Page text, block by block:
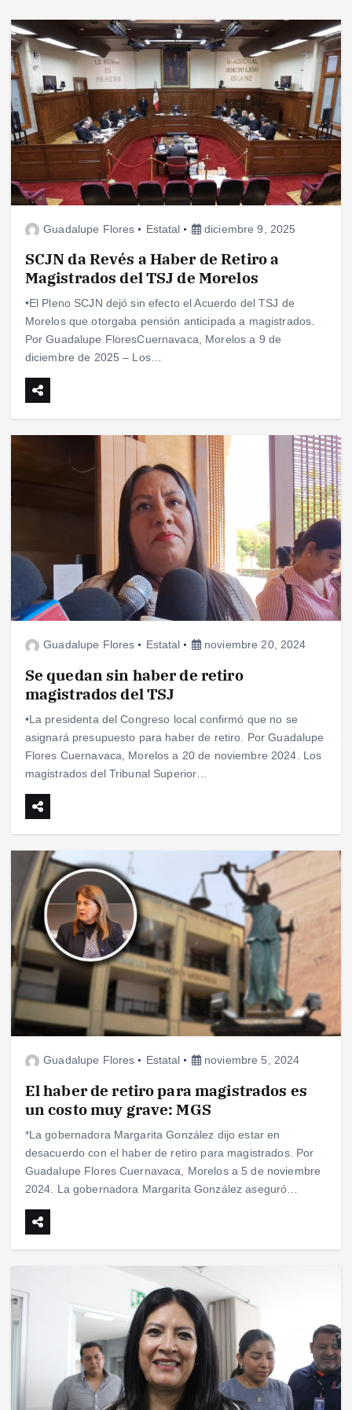
Guadalupe Flores Estatal diciembre 9, 2025
SCJN da Revés a Haber de Retiro a
Magistrados del TSJ de Morelos
•El Pleno SCJN dejó sin efecto el Acuerdo del TSJ de
Morelos que otorgaba pensión anticipada a magistrados.
Por Guadalupe FloresCuernavaca, Morelos a 9 de
diciembre de 2025 – Los…
Guadalupe Flores Estatal noviembre 20, 2024
Se quedan sin haber de retiro
magistrados del TSJ
•La presidenta del Congreso local confirmó que no se
asignará presupuesto para haber de retiro. Por Guadalupe
Flores Cuernavaca, Morelos a 20 de noviembre 2024. Los
magistrados del Tribunal Superior…
Guadalupe Flores Estatal noviembre 5, 2024
El haber de retiro para magistrados es
un costo muy grave: MGS
*La gobernadora Margarita González dijo estar en
desacuerdo con el haber de retiro para magistrados. Por
Guadalupe Flores Cuernavaca, Morelos a 5 de noviembre
2024. La gobernadora Margarita González aseguró…